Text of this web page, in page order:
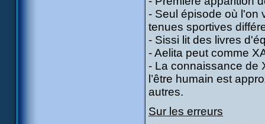
- Seul épisode où l'on
tenues sportives
- Sissi lit des livres
- Aelita peut comme
- La connaissance de
l’être humain est
autres.
Sur les erreurs